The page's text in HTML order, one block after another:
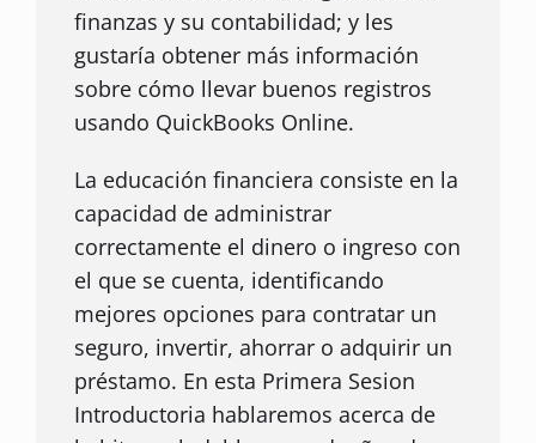
finanzas y su contabilidad; y les
gustaría obtener más información
sobre cómo llevar buenos registros
usando QuickBooks Online.
La educación financiera consiste en la
capacidad de administrar
correctamente el dinero o ingreso con
el que se cuenta, identificando
mejores opciones para contratar un
seguro, invertir, ahorrar o adquirir un
préstamo. En esta Primera Sesion
Introductoria hablaremos acerca de